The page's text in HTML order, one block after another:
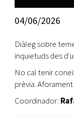
04/06/2026
Diàleg sobre
inquietuds des
No cal tenir
prèvia.
Coordinador: